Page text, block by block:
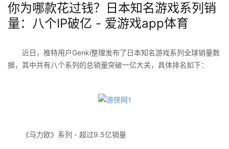
你为哪款花过钱？日本知名游戏系列销
量：八个IP破亿 - 爱游戏app体育
近日，推特用户Genki整理发布了日本知名游戏系列全球销量数
据，其中共有八个系列的总销量突破一亿大关，具体排名如下：
《马力欧》系列 - 超过9.5亿销量